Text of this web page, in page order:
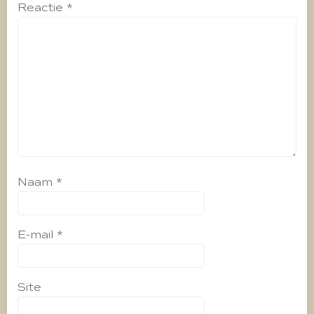
Reactie *
Naam *
E-mail *
Site